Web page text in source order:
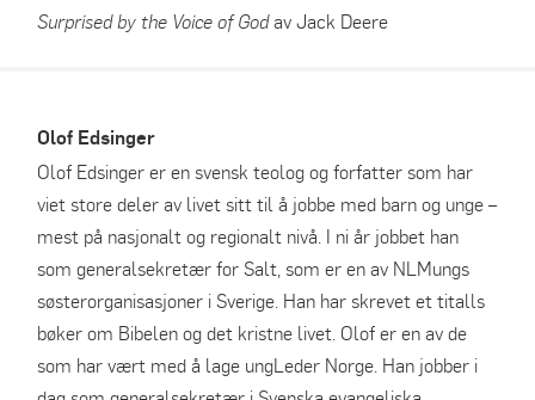
Surprised by the Voice of Godav Jack Deere
Olof Edsinger
Olof Edsinger er en svensk teolog og forfatter som har
viet store deler av livet sitt til å jobbe med barn og unge –
mest på nasjonalt og regionalt nivå. I ni år jobbet han
som generalsekretær for Salt, som er en av NLMungs
søsterorganisasjoner i Sverige. Han har skrevet et titalls
bøker om Bibelen og det kristne livet. Olof er en av de
som har vært med å lage ungLeder Norge. Han jobber i